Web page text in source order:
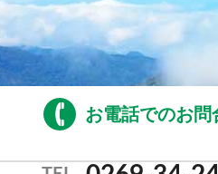
お電話でのお問